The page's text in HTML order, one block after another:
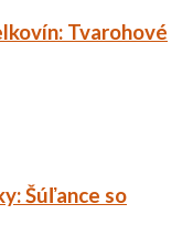
Tvarohové
Šúľance so